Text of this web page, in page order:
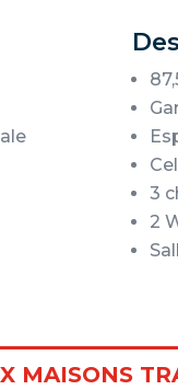
3
2
MAISONS